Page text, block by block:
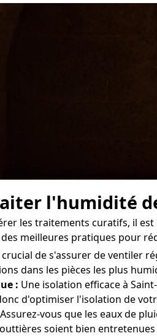
l'humidité
les traitements curatifs, il
meilleures pratiques pour
de s'assurer de ventiler
dans les pièces les plus
: Une isolation efficace à
d'optimiser l'isolation de
Assurez-vous que les eaux de
soient bien